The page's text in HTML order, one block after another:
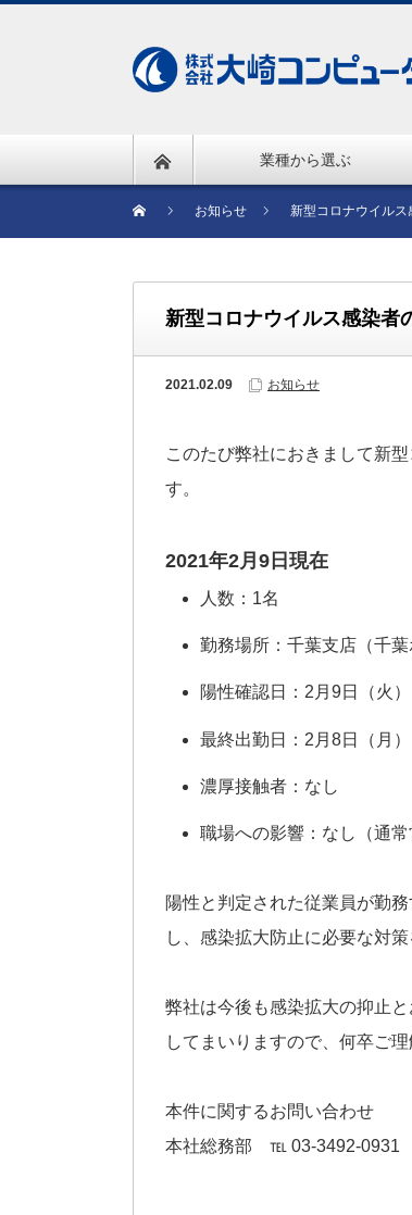
業種から選ぶ
お知らせ 新型コロナウイル
新型コロナウイルス感染者
2021.02.09 お知らせ
このたび弊社におきまして新
す。
2021年2月9日現在
人数：1名
勤務場所：千葉支店（千葉
陽性確認日：2月9日（火）
最終出勤日：2月8日（月
濃厚接触者：なし
職場への影響：なし（通常
陽性と判定された従業員が勤
し、感染拡大防止に必要な対策
弊社は今後も感染拡大の抑止
してまいりますので、何卒ご
本件に関するお問い合わせ
本社総務部 ℡ 03-3492-0931